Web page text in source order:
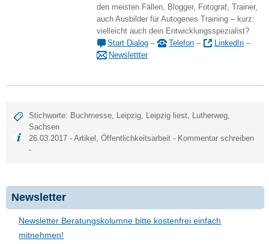
den meisten Fällen, Blogger, Fotograf, Trainer,
auch Ausbilder für Autogenes Training – kurz:
vielleicht auch dein Entwicklungsspezialist?
Start Dialog – Telefon – LinkedIn –
Newslettter
Stichworte: Buchmesse Leipzig Leipzig liest Lutherweg
Sachsen
26.03.2017 -Artikel ,Öffentlichkeitsarbeit - Kommentar schreiben
-
Newsletter
Newsletter Beratungskolumne bitte kostenfrei einfach
mitnehmen!